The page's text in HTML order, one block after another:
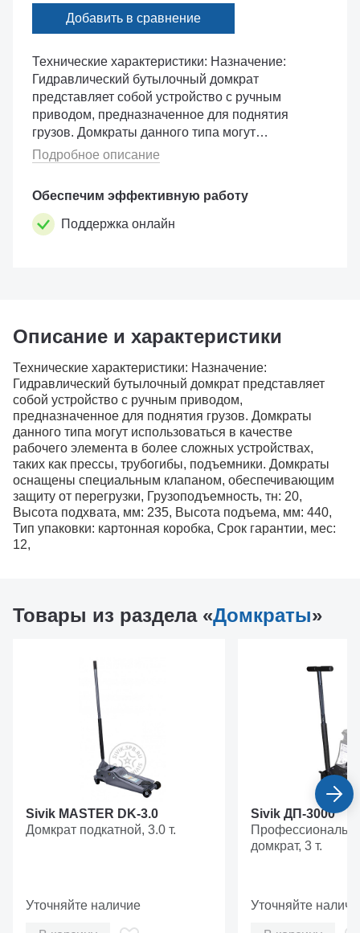
Технические характеристики: Назначение:
Гидравлический бутылочный домкрат
представляет собой устройство с ручным
приводом, предназначенное для поднятия
грузов. Домкраты данного типа могут
использоваться в качестве рабочего элемента
в более сложных устройствах, таких �...
Подробное описание
Обеспечим эффективную работу
Поддержка онлайн
Добавить в сравнение
Описание и характеристики
Технические характеристики: Назначение:
Гидравлический бутылочный домкрат представляет
собой устройство с ручным приводом,
предназначенное для поднятия грузов. Домкраты
данного типа могут использоваться в качестве
рабочего элемента в более сложных устройствах,
таких как прессы, трубогибы, подъемники. Домкраты
оснащены специальным клапаном, обеспечивающим
защиту от перегрузки, Грузоподъемность, тн: 20,
Высота подхвата, мм: 235, Высота подъема, мм: 440,
Тип упаковки: картонная коробка, Срок гарантии, мес:
12,
Товары из раздела «Домкраты»
Sivik MASTER DK-3.0
Домкрат подкатной, 3.0 т.
Уточняйте наличие
Sivik ДП-3000
домкрат, 3 т.
Уточняйте